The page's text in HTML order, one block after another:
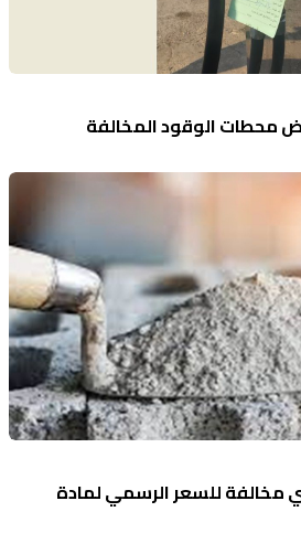
محطات الوقود المخالفة
مخالفة للسعر الرسمي لمادة